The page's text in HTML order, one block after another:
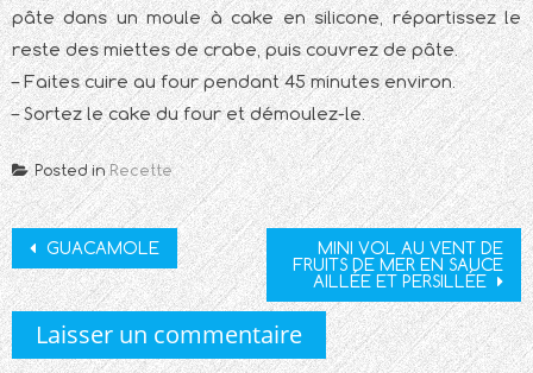
pâte dans un moule à cake en silicone, répartissez le
reste des miettes de crabe, puis couvrez de pâte.
– Faites cuire au four pendant 45 minutes environ.
– Sortez le cake du four et démoulez-le.
Posted inRecette
Post
navigation
GUACAMOLE
MINI VOL AU VENT DE
FRUITS DE MER EN SAUCE
AILLÉE ET PERSILLÉE
Laisser un commentaire